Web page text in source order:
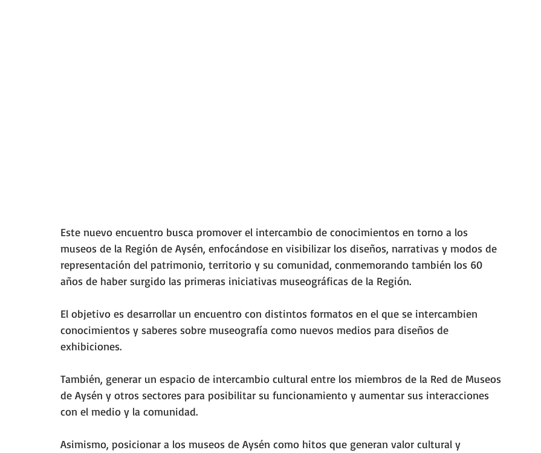
Este nuevo encuentro busca promover el intercambio de conocimientos en torno a los
museos de la Región de Aysén, enfocándose en visibilizar los diseños, narrativas y modos de
representación del patrimonio, territorio y su comunidad, conmemorando también los 60
años de haber surgido las primeras iniciativas museográficas de la Región.
El objetivo es desarrollar un encuentro con distintos formatos en el que se intercambien
conocimientos y saberes sobre museografía como nuevos medios para diseños de
exhibiciones.
También, generar un espacio de intercambio cultural entre los miembros de la Red de Museos
de Aysén y otros sectores para posibilitar su funcionamiento y aumentar sus interacciones
con el medio y la comunidad.
Asimismo, posicionar a los museos de Aysén como hitos que generan valor cultural y